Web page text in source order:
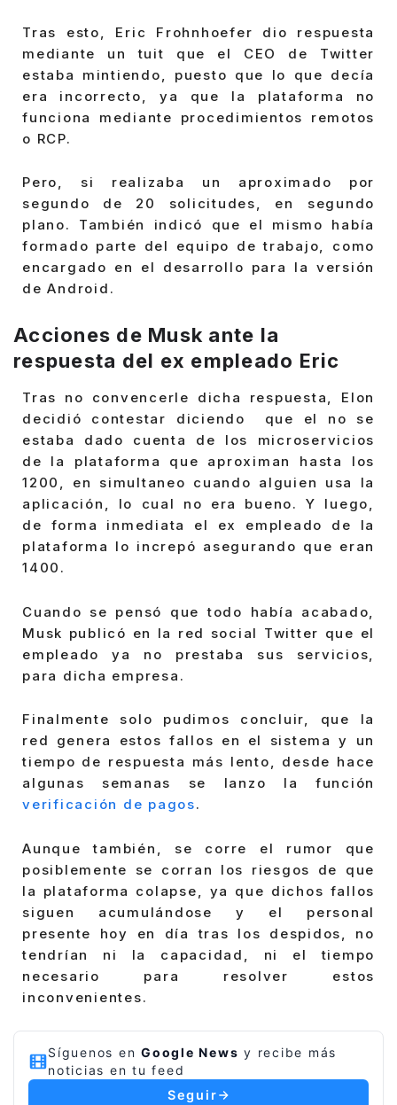
Tras esto, Eric Frohnhoefer dio respuesta
mediante un tuit que el CEO de Twitter
estaba mintiendo, puesto que lo que decía
era incorrecto, ya que la plataforma no
funciona mediante procedimientos remotos
o RCP.
Pero, si realizaba un aproximado por
segundo de 20 solicitudes, en segundo
plano. También indicó que el mismo había
formado parte del equipo de trabajo, como
encargado en el desarrollo para la versión
de Android.
Acciones de Musk ante la
respuesta del ex empleado Eric
Tras no convencerle dicha respuesta, Elon
decidió contestar diciendo que el no se
estaba dado cuenta de los microservicios
de la plataforma que aproximan hasta los
1200, en simultaneo cuando alguien usa la
aplicación, lo cual no era bueno. Y luego,
de forma inmediata el ex empleado de la
plataforma lo increpó asegurando que eran
1400.
Cuando se pensó que todo había acabado,
Musk publicó en la red social Twitter que el
empleado ya no prestaba sus servicios,
para dicha empresa.
Finalmente solo pudimos concluir, que la
red genera estos fallos en el sistema y un
tiempo de respuesta más lento, desde hace
algunas semanas se lanzo la función
verificación de pagos.
Aunque también, se corre el rumor que
posiblemente se corran los riesgos de que
la plataforma colapse, ya que dichos fallos
siguen acumulándose y el personal
presente hoy en día tras los despidos, no
tendrían ni la capacidad, ni el tiempo
necesario para resolver estos
inconvenientes.
Síguenos en Google News y recibe más
noticias en tu feed
Seguir